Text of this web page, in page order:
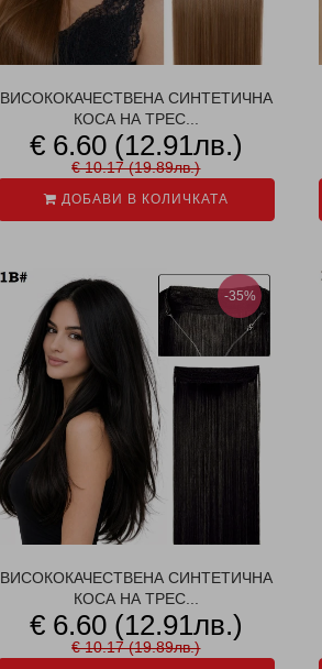
ВИСОКОКАЧЕСТВЕНА СИНТЕТИЧНА
КОСА НА ТРЕС...
€ 6.60 (12.91лв.)
€ 10.17 (19.89лв.)
ДОБАВИ В КОЛИЧКАТА
-35%
ВИСОКОКАЧЕСТВЕНА СИНТЕТИЧНА
КОСА НА ТРЕС...
€ 6.60 (12.91лв.)
€ 10.17 (19.89лв.)